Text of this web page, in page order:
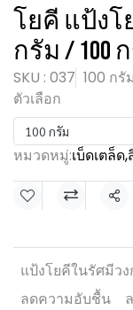
โยคี แป้งโ
กรัม / 100
SKU : 037 100 กรัม
ตัวเลือก
100 กรัม
หมวดหมู่:เบ็ดเตล็ด,
แชร์
แป้งโยคีในรัศมีว
ลดความอับชื้น